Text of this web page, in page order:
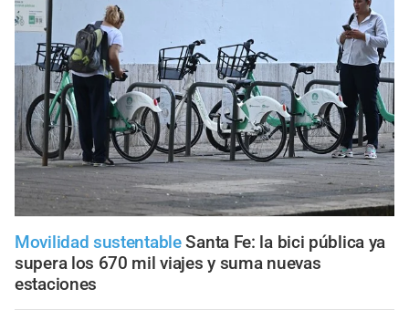
Movilidad sustentable Santa Fe: la bici pública ya
supera los 670 mil viajes y suma nuevas
estaciones